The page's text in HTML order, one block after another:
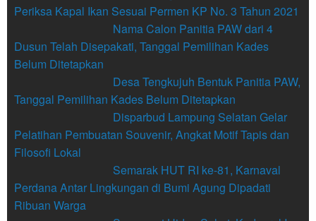
Periksa Kapal Ikan Sesuai Permen KP No. 3 Tahun 2021
Nama Calon Panitia PAW dari 4
Dusun Telah Disepakati, Tanggal Pemilihan Kades
Belum Ditetapkan
Desa Tengkujuh Bentuk Panitia PAW,
Tanggal Pemilihan Kades Belum Ditetapkan
Disparbud Lampung Selatan Gelar
Pelatihan Pembuatan Souvenir, Angkat Motif Tapis dan
Filosofi Lokal
Semarak HUT RI ke-81, Karnaval
Perdana Antar Lingkungan di Bumi Agung Dipadati
Ribuan Warga